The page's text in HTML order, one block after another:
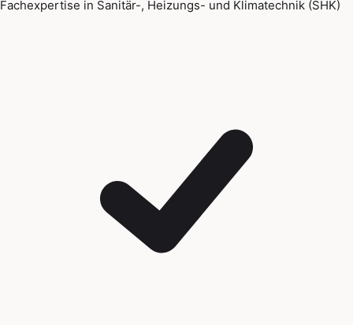
Fachexpertise in Sanitär-, Heizungs- und Klimatechnik (SHK)